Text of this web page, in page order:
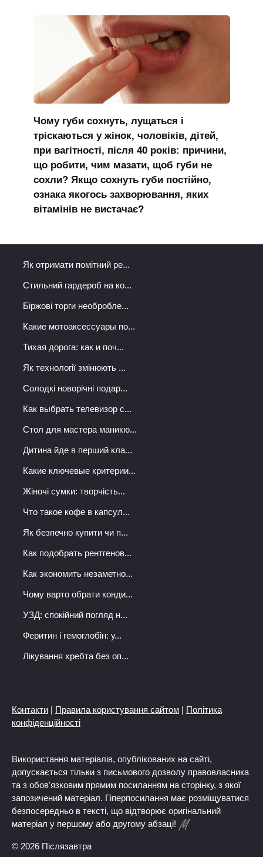
Чому губи сохнуть, лущаться і
тріскаються у жінок, чоловіків, дітей,
при вагітності, після 40 років: причини,
що робити, чим мазати, щоб губи не
сохли? Якщо сохнуть губи постійно,
ознака якогось захворювання, яких
вітамінів не вистачає?
Як отримати помітний ре...
Стильний гардероб на ко...
Біржові торги необробле...
Какие мотоаксессуары по...
Тихая дорога: как и поч...
Як технології змінюють ...
Солодкі новорічні подар...
Как выбрать телевизор с...
Стол для мастера маникю...
Дитина йде в перший кла...
Какие ключевые критерии...
Жіночі сумки: творчість...
Что такое кофе в капсул...
Як безпечно купити чи п...
Как подобрать рентгенов...
Как экономить незаметно...
Чому варто обрати конди...
УЗД: спокійний погляд н...
Феритин і гемоглобін: у...
Лікування хребта без оп...
Контакти | Правила користування сайтом | Політика
конфіденційності
Використання матеріалів, опублікованих на сайті,
допускається тільки з письмового дозволу правовласника
та з обов'язковим прямим посиланням на сторінку, з якої
запозичений матеріал. Гіперпосилання має розміщуватися
безпосередньо в тексті, що відтворює оригінальний
матеріал у першому або другому абзаці!
© 2026 Післязавтра